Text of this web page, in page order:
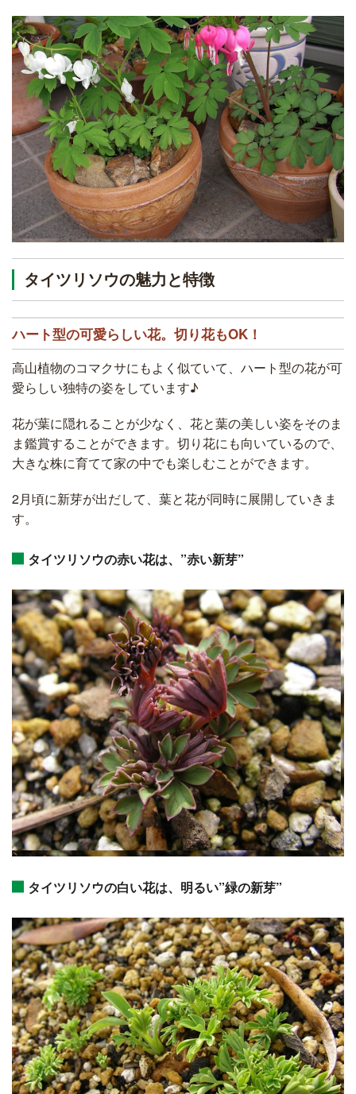
タイツリソウの魅力と特徴
ハート型の可愛らしい花。切り花もOK！
高山植物のコマクサにもよく似ていて、ハート型の花が可
愛らしい独特の姿をしています♪
花が葉に隠れることが少なく、花と葉の美しい姿をそのま
ま鑑賞することができます。切り花にも向いているので、
大きな株に育てて家の中でも楽しむことができます。
2月頃に新芽が出だして、葉と花が同時に展開していきま
す。
タイツリソウの赤い花は、”赤い新芽”
タイツリソウの白い花は、明るい”緑の新芽”